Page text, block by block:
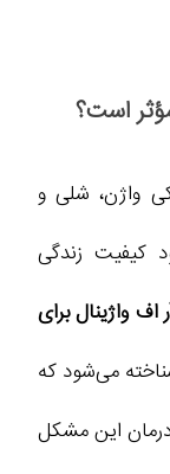
است؟
واژن، شلی و
کیفیت زندگی
اف واژینال برای
می‌شود که
این مشکل